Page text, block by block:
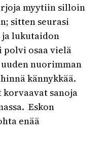
myytiin silloin
sitten seurasi
lukutaidon
polvi osaa vielä
nuorimman
kännykkää.
sanoja
Eskon
enää